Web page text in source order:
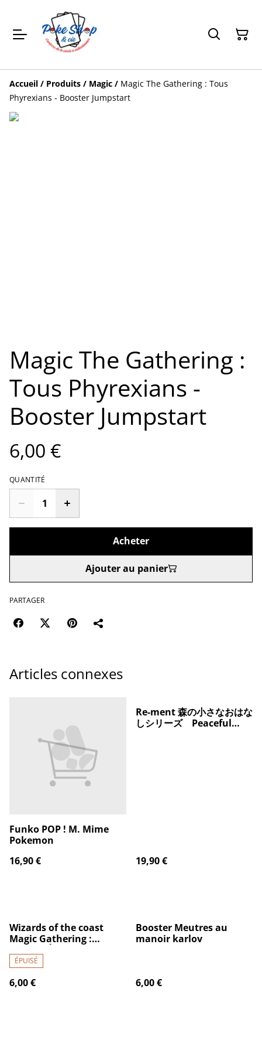
Accueil / Produits / Magic / Magic The Gathering : Tous
Phyrexians - Booster Jumpstart
Magic The Gathering :
Tous Phyrexians -
Booster Jumpstart
6,00 €
QUANTITÉ
Acheter
Ajouter au panier
PARTAGER
Articles connexes
Funko POP ! M. Mime
Pokemon
16,90 €
Re-ment 森の小さなおはな
しシリーズ Peaceful
19,90 €
Wizards of the coast
Magic Gathering :
De Jeu
ÉPUISÉ
6,00 €
Booster Meutres au
manoir karlov
6,00 €